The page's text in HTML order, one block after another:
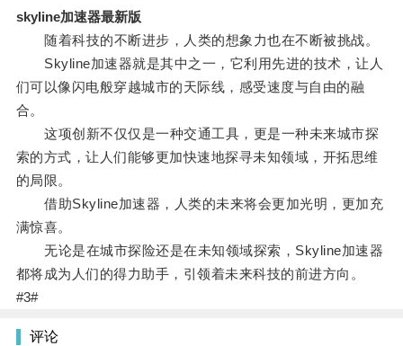
skyline加速器最新版
随着科技的不断进步，人类的想象力也在不断被挑战。
Skyline加速器就是其中之一，它利用先进的技术，让人
们可以像闪电般穿越城市的天际线，感受速度与自由的融
合。
这项创新不仅仅是一种交通工具，更是一种未来城市探
索的方式，让人们能够更加快速地探寻未知领域，开拓思维
的局限。
借助Skyline加速器，人类的未来将会更加光明，更加充
满惊喜。
无论是在城市探险还是在未知领域探索，Skyline加速器
都将成为人们的得力助手，引领着未来科技的前进方向。
#3#
评论